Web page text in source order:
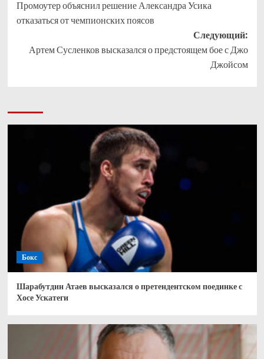
записи
Промоутер объяснил решение Александра Усика
отказаться от чемпионских поясов
Следующий:
Артем Сусленков высказался о предстоящем бое с Джо
Джойсом
Бокс
Шарабутдин Атаев высказался о претендентском поединке с
Хосе Ускатеги